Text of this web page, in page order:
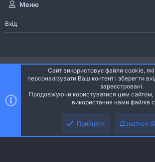
Меню
Вхід
Ніч
Українська (UA)
S
Community platform by XenForo® © 2010-2026
Community platform by XenForo © 2010-2022
Сайт використовує файли cookie,
персоналізувати Ваш контент і зберегти
зареєстровані.
Продовжуючи користуватися цим сайтом,
використання нами файлів
Прийняти Дізнатися